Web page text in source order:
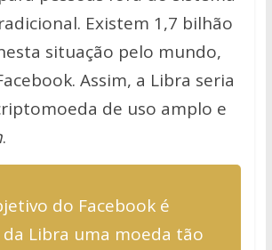
Existem 1,7 bilhão
situação pelo mundo,
Assim, a Libra seria
de uso amplo e
.
do Facebook é
Libra uma moeda tão